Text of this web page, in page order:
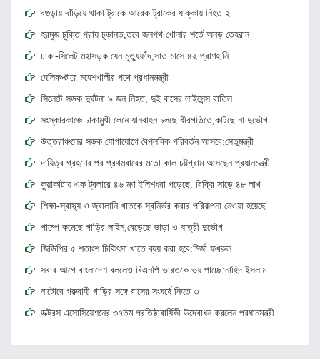
বগুড়ায় দাঁড়িয়ে থাকা ট্রাকে আরেক ট্রাকের ধাক্কায় নিহত ২
হরমুজ চুক্তি প্রায় চূড়ান্ত,তবে জলপথ খোলার শর্তে অনড় তেহরান
ঢাকা-সিলেট মহাসড়ক যেন মৃত্যুফাঁদ,সাত মাসে ৪২ প্রাণহানি
হেলিকপ্টারে মহেশখালীর পথে প্রধানমন্ত্রী
সিলেটে সড়ক দুর্ঘটনা ৯ জন নিহত, দুই বাসের লাইসেন্স বাতিল
সংস্কারকাজে ঢাকামুখী লেনে যানবাহন চলছে ধীরগতিতে,কাটছে না দুর্ভোগ
উত্তরাঞ্চলের সড়ক যোগাযোগে বৈপ্লবিক পরিবর্তন আসবে:সেতুমন্ত্রী
দায়িত্ব গ্রহণের পর প্রথমবারের মতো কাল চট্টগ্রাম আসছেন প্রধানমন্ত্রী
কুয়াকাটায় এক ট্রলারে ৪৬ মণ ইলিশধরা পড়েছে, বিক্রি সাড়ে ৪৮ লাখ
শিক্ষা-স্বাস্থ্য ও জ্বালানি খাতকে স্বনির্ভর করার পরিকল্পনা নেওয়া হয়েছে
পাম্পে কমেছে গাড়ির লাইন,বেড়েছে ভাড়া ও যাত্রী দুর্ভোগ
জিডিপির ৫ শতাংশ চিকিৎসা খাতে ব্যয় করা হবে:মির্জা ফখরুল
সবার আগে বাংলাদেশ বললেও বিএনপি ভারতকে ভয় পাচ্ছে:নাহিদ ইসলাম
নাটোরে গরুবাহী গাড়ির সঙ্গে বাসের সংঘর্ষে নিহত ৩
ডক্টরস এসোসিয়েশনের ৩৭তম প্রতিষ্ঠাবার্ষিকী উদ্বোধন করলেন প্রধানমন্ত্রী